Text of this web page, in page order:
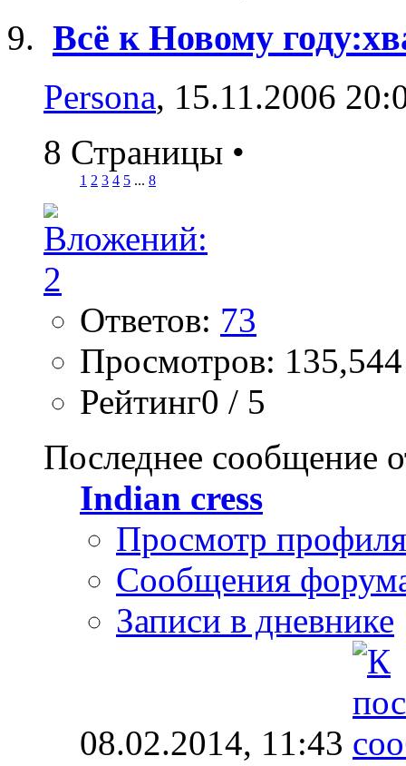
Всё к Новому
Persona, 15.11.2006
8 Страницы •
1 2 3 4 5 ... 8
Ответов: 73
Просмотров: 135,544
Рейтинг0 / 5
Последнее сообщение
Indian cress
Просмотр профиля
Сообщения
Записи в дневнике
08.02.2014, 11:43